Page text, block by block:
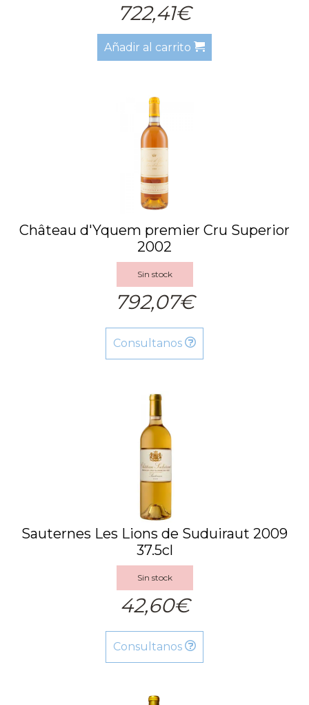
722,41€
Añadir al carrito
Château d'Yquem premier Cru Superior
2002
Sin stock
792,07€
Consultanos
Sauternes Les Lions de Suduiraut 2009
37.5cl
Sin stock
42,60€
Consultanos